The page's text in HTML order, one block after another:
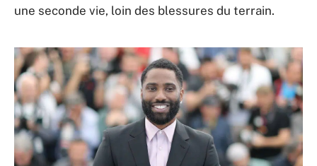
une seconde vie, loin des blessures du terrain.